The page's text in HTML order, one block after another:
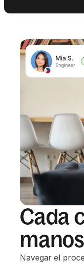
Cada
Navegar el